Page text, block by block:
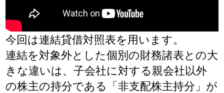
今回は連結貸借対照表を用います。
連結を対象外とした個別の財務諸表との大
きな違いは、子会社に対する親会社以外
の株主の持分である「非支配株主持分」が